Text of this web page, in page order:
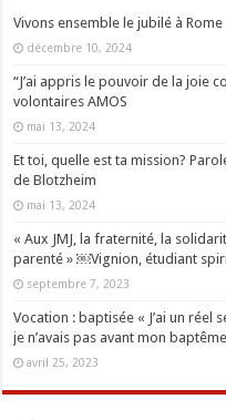
Vivons ensemble le jubilé à Rome
décembre 10, 2024
“J’ai appris le pouvoir de la joie
volontaires AMOS
mai 13, 2024
Et toi, quelle est ta mission?
de Blotzheim
mai 13, 2024
« Aux JMJ, la fraternité, la
parenté » ￼Vignion, étudiant
septembre 7, 2023
Vocation : baptisée « J’ai un
je n’avais pas avant mon
avril 25, 2023